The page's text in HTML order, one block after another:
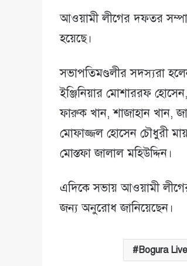
আওয়ামী লীগের দফতর
হয়েছে।
সভাপতিমণ্ডলীর সদস্যরা
ইঞ্জিনিয়ার মোশাররফ
ফারুক খান, শাজাহান খান,
মোফাজ্জল হোসেন চৌধুরী
মোস্তফা জালাল মহিউদ্দিন।
এদিকে সভায় আওয়ামী
জন্য অনুরোধ জানিয়েছেন।
Bogura Live